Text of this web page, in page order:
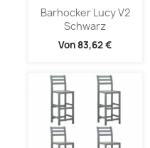
Barhocker Lucy V2
Schwarz
Von 83,62 €